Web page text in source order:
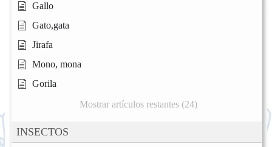
Gallo
Gato,gata
Jirafa
Mono, mona
Gorila
Mostrar artículos restantes (24)
INSECTOS